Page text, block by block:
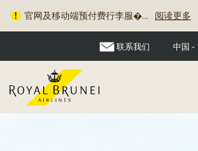
官网及移动端预付费行李服�... 阅读更多
联系我们 中国 -